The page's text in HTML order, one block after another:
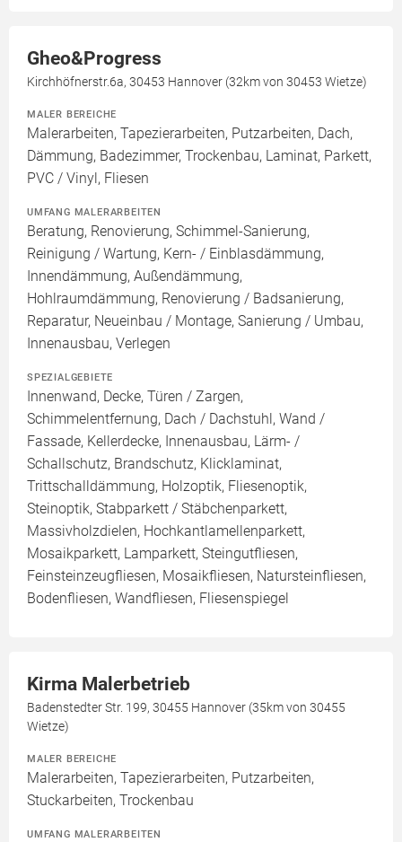
Gheo&Progress
Kirchhöfnerstr.6a, 30453 Hannover (32km von 30453 Wietze)
MALER BEREICHE
Malerarbeiten, Tapezierarbeiten, Putzarbeiten, Dach,
Dämmung, Badezimmer, Trockenbau, Laminat, Parkett,
PVC / Vinyl, Fliesen
UMFANG MALERARBEITEN
Beratung, Renovierung, Schimmel-Sanierung,
Reinigung / Wartung, Kern- / Einblasdämmung,
Innendämmung, Außendämmung,
Hohlraumdämmung, Renovierung / Badsanierung,
Reparatur, Neueinbau / Montage, Sanierung / Umbau,
Innenausbau, Verlegen
SPEZIALGEBIETE
Innenwand, Decke, Türen / Zargen,
Schimmelentfernung, Dach / Dachstuhl, Wand /
Fassade, Kellerdecke, Innenausbau, Lärm- /
Schallschutz, Brandschutz, Klicklaminat,
Trittschalldämmung, Holzoptik, Fliesenoptik,
Steinoptik, Stabparkett / Stäbchenparkett,
Massivholzdielen, Hochkantlamellenparkett,
Mosaikparkett, Lamparkett, Steingutfliesen,
Feinsteinzeugfliesen, Mosaikfliesen, Natursteinfliesen,
Bodenfliesen, Wandfliesen, Fliesenspiegel
Kirma Malerbetrieb
Badenstedter Str. 199, 30455 Hannover (35km von 30455
Wietze)
MALER BEREICHE
Malerarbeiten, Tapezierarbeiten, Putzarbeiten,
Stuckarbeiten, Trockenbau
UMFANG MALERARBEITEN